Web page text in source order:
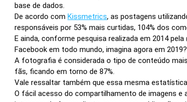
base de dados.
De acordo com Kissmetrics, as postagens
responsáveis por 53% mais curtidas, 104% dos
E ainda, conforme pesquisa realizada em 2014
Facebook em todo mundo, imagina agora em 2019?
A fotografia é considerada o tipo de conteúdo
fãs, ficando em torno de 87%.
Vale ressaltar também que essa mesma
O fácil acesso do compartilhamento de imagens e